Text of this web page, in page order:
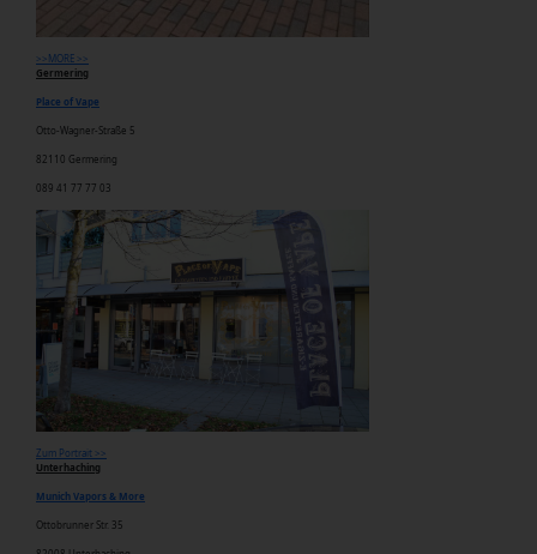
>>MORE >>
Germering
Place of Vape
Otto-Wagner-Straße 5
82110 Germering
089 41 77 77 03
Zum Portrait >>
Unterhaching
Munich Vapors & More
Ottobrunner Str. 35